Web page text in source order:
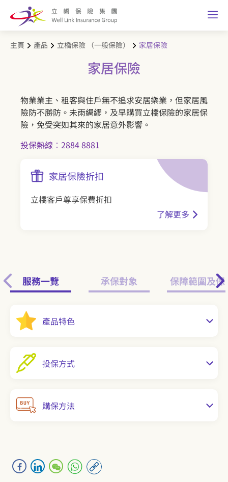
主頁 產品 立橋保險 （一般保險） 家居保險
家居保險
物業業主、租客與住戶無不追求安居樂業，但家居風
險防不勝防。未雨綢繆，及早購買立橋保險的家居保
險，免受突如其來的家居意外影響。
投保熱線︰2884 8881
家居保險折扣
立橋客戶尊享保費折扣
了解更多
服務一覽 承保對象 保障範圍及保
產品特色
投保方式
購保方法